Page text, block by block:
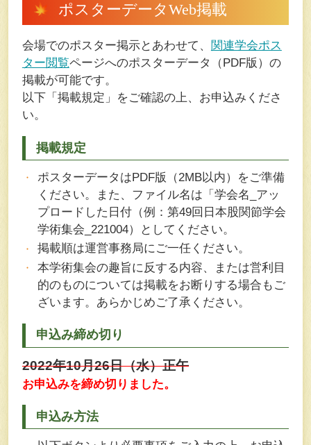
ポスターデータWeb掲載
会場でのポスター掲示とあわせて、 関連学会ポス
ター閲覧ページへのポスターデータ（PDF版）の
掲載が可能です。
以下「掲載規定」をご確認の上、お申込みくださ
い。
掲載規定
ポスターデータはPDF版（2MB以内）をご準備
ください。また、ファイル名は「学会名_アッ
プロードした日付（例：第49回日本股関節学会
学術集会_221004）としてください。
掲載順は運営事務局にご一任ください。
本学術集会の趣旨に反する内容、または営利目
的のものについては掲載をお断りする場合もご
ざいます。あらかじめご了承ください。
申込み締め切り
2022年10月26日（水）正午
お申込みを締め切りました。
申込み方法